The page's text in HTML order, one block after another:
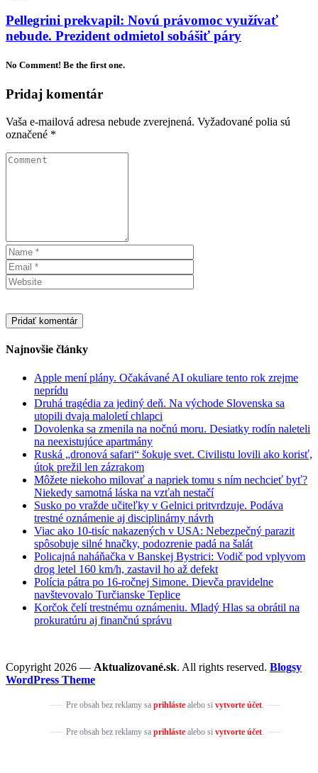
Pellegrini prekvapil: Novú právomoc využívať
nebude. Prezident odmietol sobášiť páry
No Comment! Be the first one.
Pridaj komentár
Vaša e-mailová adresa nebude zverejnená. Vyžadované polia sú
označené *
Najnovšie články
Apple mení plány. Očakávané AI okuliare tento rok zrejme
neprídu
Druhá tragédia za jediný deň. Na východe Slovenska sa
utopili dvaja maloletí chlapci
Dovolenka sa zmenila na nočnú moru. Desiatky rodín naleteli
na neexistujúce apartmány
Ruská „dronová safari“ šokuje svet. Civilistu lovili ako korisť,
útok prežil len zázrakom
Môžete niekoho milovať a napriek tomu s ním nechcieť byť?
Niekedy samotná láska na vzťah nestačí
Susko po vražde učiteľky v Gelnici pritvrdzuje. Podáva
trestné oznámenie aj disciplinárny návrh
Viac ako 10-tisíc nakazených v USA: Nebezpečný parazit
spôsobuje silné hnačky, podozrenie padá na šalát
Policajná naháňačka v Banskej Bystrici: Vodič pod vplyvom
drog letel 160 km/h, zastavil ho až defekt
Polícia pátra po 16-ročnej Simone. Dievča pravidelne
navštevovalo Turčianske Teplice
Korčok čelí trestnému oznámeniu. Mladý Hlas sa obrátil na
prokuratúru aj finančnú správu
Copyright 2026 — Aktualizované.sk. All rights reserved. Blogsy
WordPress Theme
Pre obsah bez reklamy sa prihlástealebo si vytvorte účet.